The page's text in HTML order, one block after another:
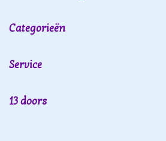
Categorieën
Service
13 doors